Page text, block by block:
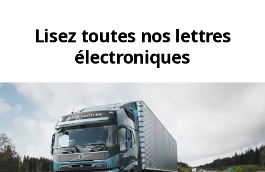
Lisez toutes nos lettres
électroniques